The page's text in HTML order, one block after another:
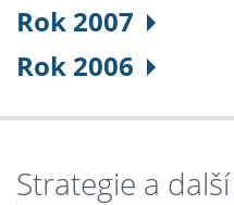
Rok 2007
Rok 2006
Strategie a